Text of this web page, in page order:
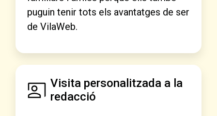
puguin tenir tots els avantatges de ser
de VilaWeb.
Visita personalitzada a la
redacció